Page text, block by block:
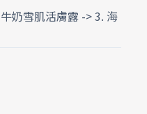
奶雪肌活膚露 -> 3. 海